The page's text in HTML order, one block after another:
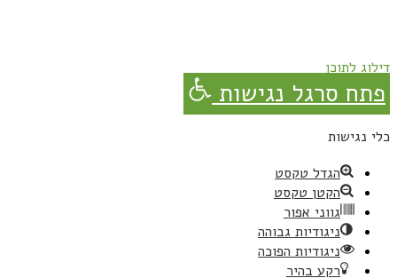
דילוג לתוכן
פתח סרגל נגישות
כלי נגישות
הגדל טקסט
הקטן טקסט
גווני אפור
ניגודיות גבוהה
ניגודיות הפוכה
רקע בהיר